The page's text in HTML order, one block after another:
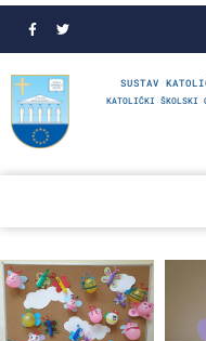
SUSTAV
KATOLIČKI ŠKOLSKI